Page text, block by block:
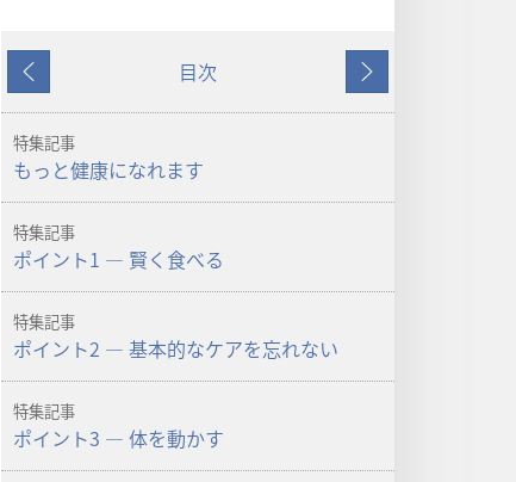
ダ
ウ
ロー
ド
プ
ショ
「目
ざ
よ！」
2011
戻
る
目次
次
へ
特集記事
もっと健康になれます
特集記事
ポイント1 ― 賢く食べる
特集記事
ポイント2 ― 基本的なケアを忘れない
特集記事
ポイント3 ― 体を動かす